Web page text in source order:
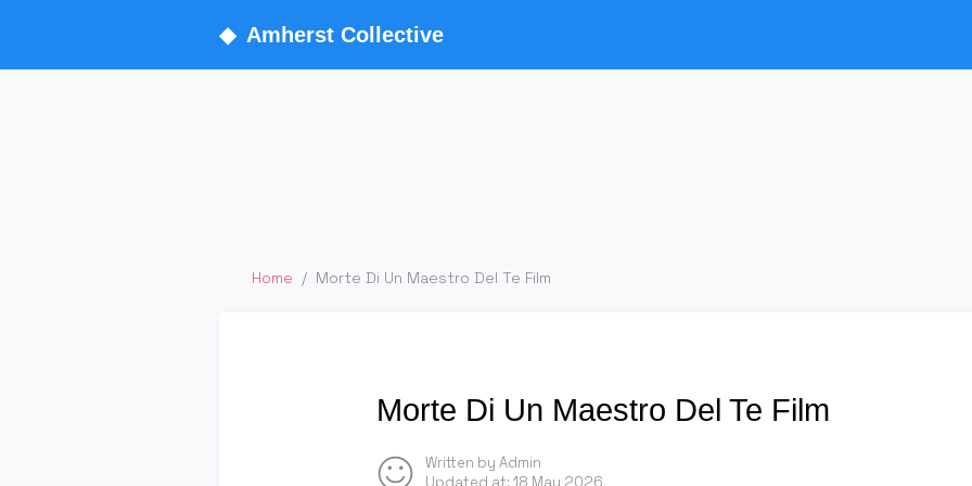
◆ Amherst Collective
Home / Morte Di Un Maestro Del Te Film
Morte Di Un Maestro Del Te Film
Written by Admin
Updated at: 18 May 2026